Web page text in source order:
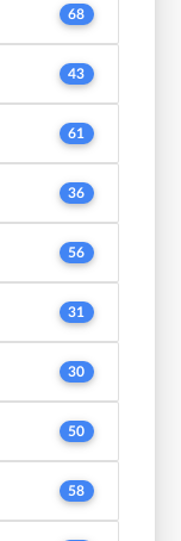
68
43
61
36
56
31
30
50
58